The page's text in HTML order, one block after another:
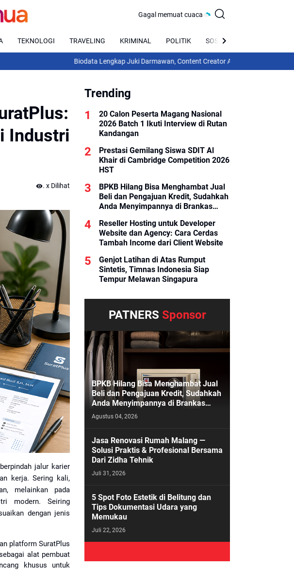
Gagal memuat cuaca
TEKNOLOGI TRAVELING KRIMINAL POLITIK SOSIAL
Biodata Lengkap Juki Darmawan, Content Creator Asal Sukamara Kalteng Yang
Industri
... x Dilihat
jalur karier
kerja. Sering kali,
melainkan pada
modern. Seiring
dengan jenis
platform SuratPlus
alat pembuat
khusus untuk
Trending
20 Calon Peserta Magang Nasional
2026 Batch 1 Ikuti Interview di Rutan
Kandangan
Prestasi Gemilang Siswa SDIT Al
Khair di Cambridge Competition 2026
HST
BPKB Hilang Bisa Menghambat Jual
Beli dan Pengajuan Kredit, Sudahkah
Anda Menyimpannya di Brankas
Reseller Hosting untuk Developer
Website dan Agency: Cara Cerdas
Tambah Income dari Client Website
Genjot Latihan di Atas Rumput
Sintetis, Timnas Indonesia Siap
Tempur Melawan Singapura
PATNERS Sponsor
BPKB Hilang Bisa Menghambat Jual
Beli dan Pengajuan Kredit, Sudahkah
Anda Menyimpannya di Brankas
BPKB?
Agustus 04, 2026
Jasa Renovasi Rumah Malang —
Solusi Praktis & Profesional Bersama
Dari Zidha Tehnik
Juli 31, 2026
5 Spot Foto Estetik di Belitung dan
Tips Dokumentasi Udara yang
Memukau
Juli 22, 2026